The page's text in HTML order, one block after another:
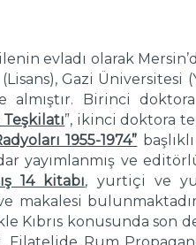
evladı olarak
Gazi
almıştır. Birinci
”, ikinci doktora
1955-1974”
yayımlanmış ve
14 kitabı, yurtiçi ve
ve makalesi
Kıbrıs konusunda son